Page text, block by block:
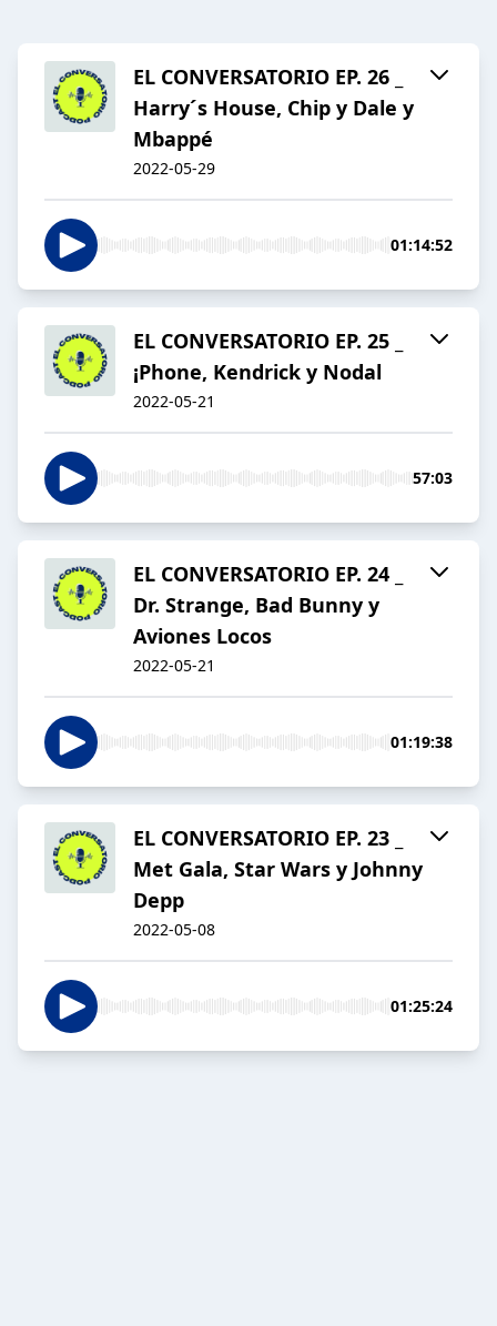
EL CONVERSATORIO EP. 26 _
Harry´s House, Chip y Dale y
Mbappé
2022-05-29
01:14:52
EL CONVERSATORIO EP. 25 _
¡Phone, Kendrick y Nodal
2022-05-21
57:03
EL CONVERSATORIO EP. 24 _
Dr. Strange, Bad Bunny y
Aviones Locos
2022-05-21
01:19:38
EL CONVERSATORIO EP. 23 _
Met Gala, Star Wars y Johnny
Depp
2022-05-08
01:25:24